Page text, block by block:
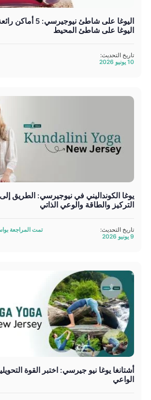
اليوغا على شاطئ
اليوغا على شاطئ المحيط
تاريخ التحديث:
10 يونيو 2026
يوغا الكونداليني في نيوجيرسي: الطريق
التركيز والطاقة والوعي الذاتي
تاريخ التحديث:
9 يونيو 2026
تمت المراجعة
أشتانغا يوغا نيو جيرسي: اختبر القوة
الواعي